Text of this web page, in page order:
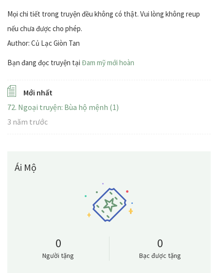
Mọi chi tiết trong truyện đều không có thật. Vui lòng không reup
nếu chưa được cho phép.
Author: Củ Lạc Giòn Tan
Bạn đang đọc truyện tại Đam mỹ mới hoàn
Mới nhất
72. Ngoại truyện: Bùa hộ mệnh (1)
3 năm trước
Ái Mộ
0
Người tặng
0
Bạc được tặng